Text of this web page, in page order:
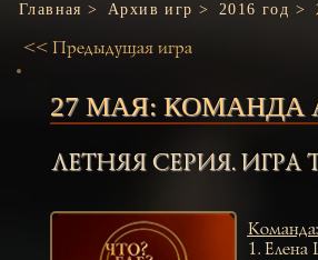
Главная > Архив игр > 2016 год >
<< Предыдущая игра
27 МАЯ: КОМАНДА
ЛЕТНЯЯ СЕРИЯ. ИГРА
Команда:
1. Елена